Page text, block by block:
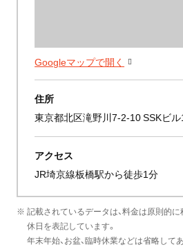
Googleマップで開く
住所
東京都北区滝野川7-2-10 SSKビ
アクセス
JR埼京線板橋駅から徒歩1分
※ 記載されているデータは、料金は原則的に
休日を表記しています。
年末年始、お盆、臨時休業などは省略して